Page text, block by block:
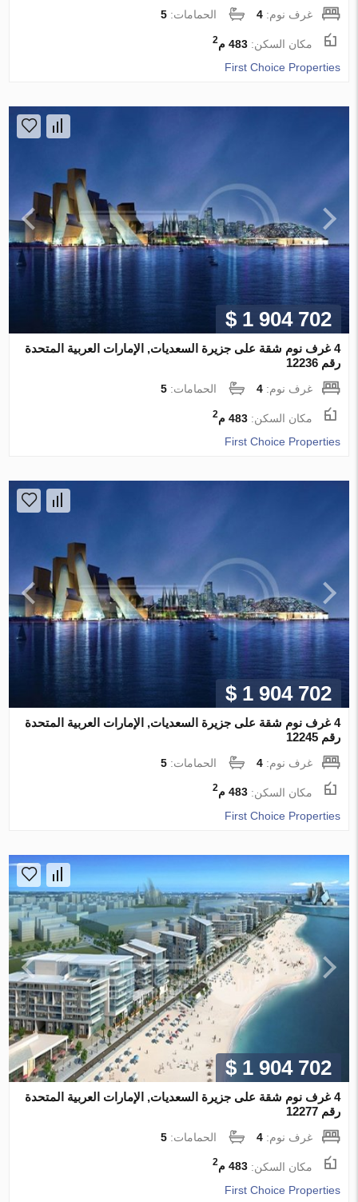
غرف نوم:4 الحمامات:5
مكان السكن:483 م 2
First Choice Properties
$ 1 904 702
4 غرف نوم شقة على جزيرة السعديات, الإمارات العربية المتحدة
رقم 12236
غرف نوم:4 الحمامات:5
مكان السكن:483 م 2
First Choice Properties
$ 1 904 702
4 غرف نوم شقة على جزيرة السعديات, الإمارات العربية المتحدة
رقم 12245
غرف نوم:4 الحمامات:5
مكان السكن:483 م 2
First Choice Properties
$ 1 904 702
4 غرف نوم شقة على جزيرة السعديات, الإمارات العربية المتحدة
رقم 12277
غرف نوم:4 الحمامات:5
مكان السكن:483 م 2
First Choice Properties